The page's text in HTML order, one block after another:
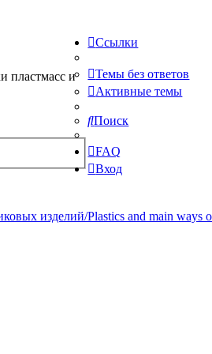
пластмасс и
Ссылки
Темы без ответов
Активные темы
Поиск
FAQ
Вход
изделий/Plastics and main ways